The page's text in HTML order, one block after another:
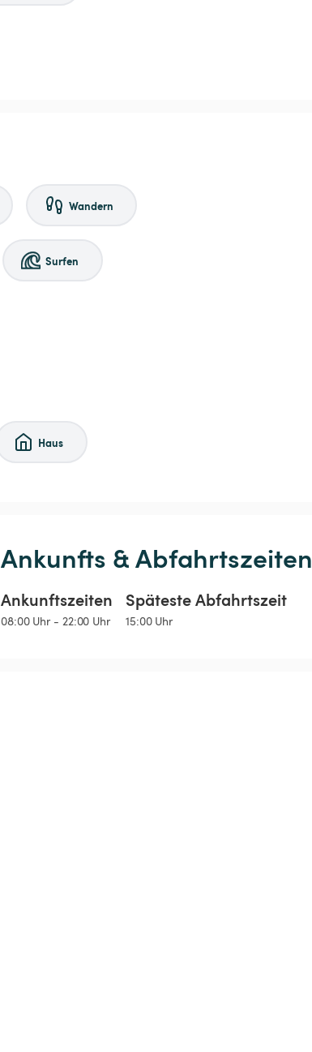
Wandern
Surfen
Haus
Ankunfts & Abfahrtszeiten
Ankunftszeiten
08:00 Uhr - 22:00 Uhr
Späteste Abfahrtszeit
15:00 Uhr